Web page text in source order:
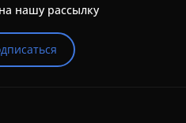
нашу рассылку